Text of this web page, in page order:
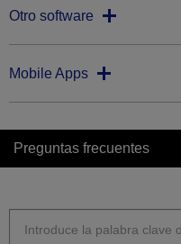
Otro software
Mobile Apps
Preguntas frecuentes